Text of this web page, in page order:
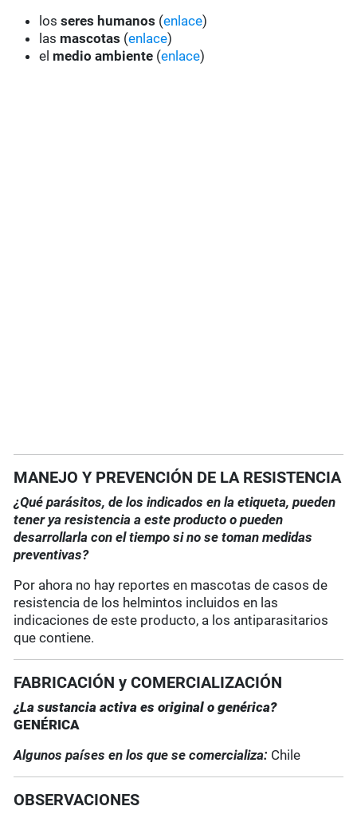
losseres humanos (enlace)
las mascotas (enlace)
el medio ambiente (enlace)
MANEJO Y PREVENCIÓN DE LA RESISTENCIA
¿Qué parásitos, de los indicados en la etiqueta, pueden
tener ya resistencia a este producto o pueden
desarrollarla con el tiempo si no se toman medidas
preventivas?
Por ahora no hay reportes en mascotas de casos de
resistencia de los helmintos incluidos en las
indicaciones de este producto, a los antiparasitarios
que contiene.
FABRICACIÓN y COMERCIALIZACIÓN
¿La sustancia activa es original o genérica?
GENÉRICA
Algunos países en los que se comercializa: Chile
OBSERVACIONES